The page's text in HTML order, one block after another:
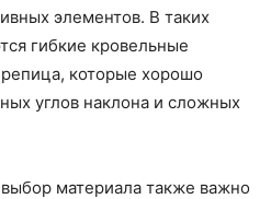
элементов. В таких
гибкие кровельные
которые хорошо
углов наклона и сложных
материала также важно